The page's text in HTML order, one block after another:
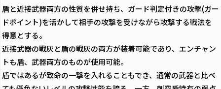
盾と近接武器両方の性質を併せ持ち、ガード判定付きの攻撃(ガー
ドポイント)を活かして相手の攻撃を受けながら攻撃する戦法を
得意とする。
近接武器の戦灰と盾の戦灰の両方が装着可能であり、エンチャン
トも盾、武器両方のものが使用可能。
盾ではあるが致命の一撃を入れることもでき、通常の武器と比べ